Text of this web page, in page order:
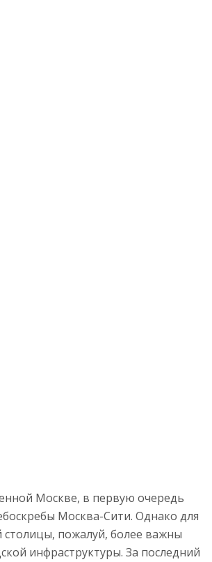
Москве, в первую очередь
Москва-Сити. Однако для
столицы, пожалуй, более важны
инфраструктуры. За последний